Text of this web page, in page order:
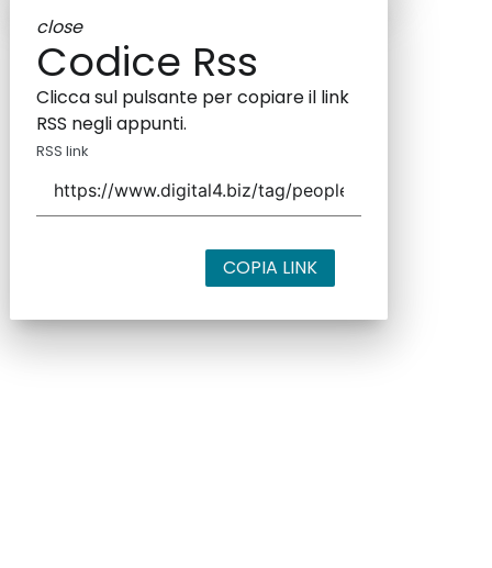
close
Codice Rss
Clicca sul pulsante per copiare il link
RSS negli appunti.
RSS link
COPIA LINK